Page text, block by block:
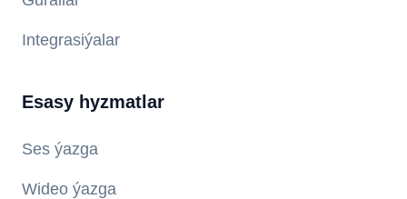
Integrasiýalar
Esasy hyzmatlar
Ses ýazga
Wideo ýazga